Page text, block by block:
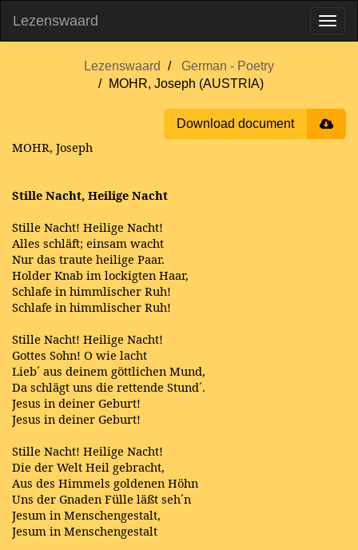
Lezenswaard
Lezenswaard
German - Poetry
MOHR, Joseph (AUSTRIA)
Download document
MOHR, Joseph
Stille Nacht, Heilige Nacht
Stille Nacht! Heilige Nacht!
Alles schläft; einsam wacht
Nur das traute heilige Paar.
Holder Knab im lockigten Haar,
Schlafe in himmlischer Ruh!
Schlafe in himmlischer Ruh!
Stille Nacht! Heilige Nacht!
Gottes Sohn! O wie lacht
Lieb´ aus deinem göttlichen Mund,
Da schlägt uns die rettende Stund´.
Jesus in deiner Geburt!
Jesus in deiner Geburt!
Stille Nacht! Heilige Nacht!
Die der Welt Heil gebracht,
Aus des Himmels goldenen Höhn
Uns der Gnaden Fülle läßt seh´n
Jesum in Menschengestalt,
Jesum in Menschengestalt